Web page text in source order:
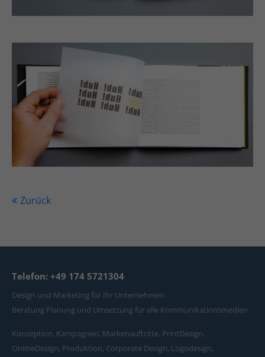
Zurück
Telefon: +49 174 5721304
Design und Marketing für Ihr Unternehmen.
Beratung Planung und Umsetzung für alle Kommunikationsmedien.
Konzeption, Kampagnen, Markenauftritte, PrintDesign,
OnlineDesign, Produktion, Corporate Design, Logodesign,